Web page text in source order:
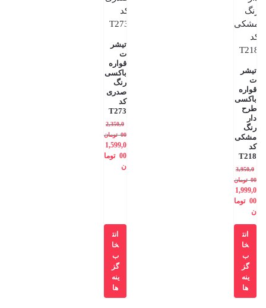
تیشر
ت
قواره
باکسی
طرح
دار
رنگ
مشکی
کد
T218
3,950,0
00 تومان
1,999,0
00 توما
ن
انت
خا
ب
گز
ینه
ها
تیشر
ت
قواره
باکسی
رنگ
صدری
کد
T273
2,350,0
00 تومان
1,599,0
00 توما
ن
انت
خا
ب
گز
ینه
ها